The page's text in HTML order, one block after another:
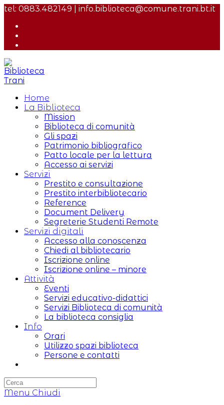
Salta
contenuto
tel: 0883.482149 | info.biblioteca@comune.trani.bt.it
Home
La Biblioteca
Mission
Biblioteca di comunità
Gli spazi
Patrimonio bibliografico
Patto locale per la lettura
Accesso ai servizi
Servizi
Prestito e consultazione
Prestito interbibliotecario
Reference
Document Delivery
Segreterie Studenti Remote
Servizi digitali
Accesso alla conoscenza
Chiedi al bibliotecario
Iscrizione online
Iscrizione online – minore
Attività
Eventi
Servizi educativo-didattici
Servizi Biblioteca di comunità
La biblioteca consiglia
Info
Orari
Utilizzo spazi biblioteca
Persone e contatti
sul
Menu Chiudi